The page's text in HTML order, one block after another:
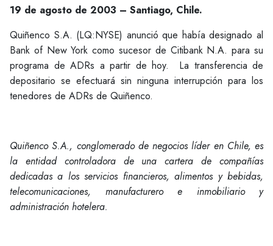
19 de agosto de 2003 – Santiago, Chile.
Quiñenco S.A. (LQ:NYSE) anunció que había designado al
Bank of New York como sucesor de Citibank N.A. para su
programa de ADRs a partir de hoy. La transferencia de
depositario se efectuará sin ninguna interrupción para los
tenedores de ADRs de Quiñenco.
Quiñenco S.A., conglomerado de negocios líder en Chile, es
la entidad controladora de una cartera de compañías
dedicadas a los servicios financieros, alimentos y bebidas,
telecomunicaciones, manufacturero e inmobiliario y
administración hotelera.